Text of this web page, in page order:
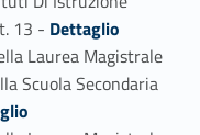
13 - Link identifier #identifier_person_171234-3
Dettaglio
Laurea Magistrale
Scuola Secondaria